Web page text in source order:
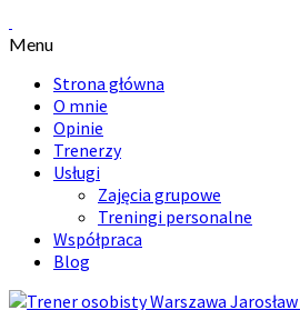
Menu
Strona główna
O mnie
Opinie
Trenerzy
Usługi
Zajęcia grupowe
Treningi personalne
Współpraca
Blog